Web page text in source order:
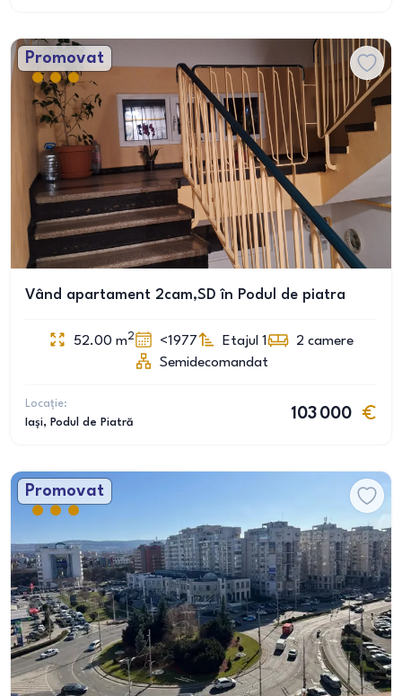
Promovat
Vând apartament 2cam,SD în Podul de piatra
52.00 m2 <1977 Etajul 1 2 camere
Semidecomandat
Locație:
Iași, Podul de Piatră
103 000
Promovat